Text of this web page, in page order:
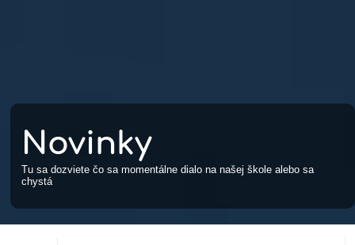
Novinky
Tu sa dozviete čo sa momentálne dialo na našej škole alebo sa
chystá